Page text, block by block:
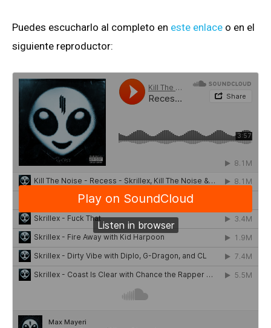
Puedes escucharlo al completo en este enlace o en el
siguiente reproductor: